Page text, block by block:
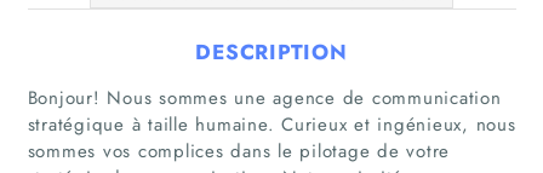
DESCRIPTION
Bonjour! Nous sommes une agence de communication
stratégique à taille humaine. Curieux et ingénieux, nous
sommes vos complices dans le pilotage de votre